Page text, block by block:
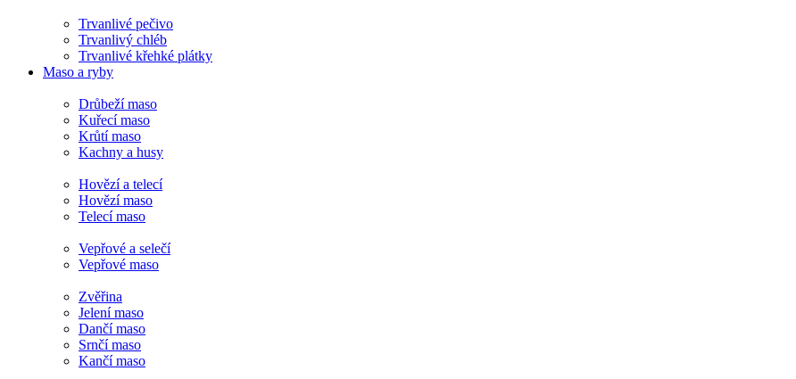
Trvanlivé pečivo
Trvanlivý chléb
Trvanlivé křehké plátky
Maso a ryby
Drůbeží maso
Kuřecí maso
Krůtí maso
Kachny a husy
Hovězí a telecí
Hovězí maso
Telecí maso
Vepřové a selečí
Vepřové maso
Zvěřina
Jelení maso
Dančí maso
Srnčí maso
Kančí maso